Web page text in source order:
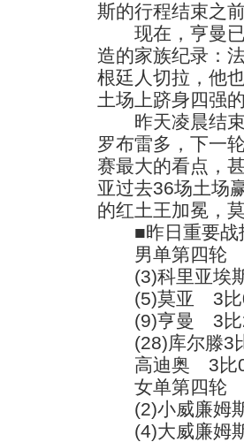
斯的行程结束之
现在，亨曼已
造的家族纪录：
根廷人切拉，他
土场上跻身四强的
昨天凌晨结束
罗布雷多，下一
赛最大的看点，
亚过去36场土场
的红土王加冕，
■昨日重要战
男单第四轮
(3)科里亚埃斯
(5)莫亚 3比0
(9)亨曼 3比
(28)库尔滕3
高迪奥 3比0
女单第四轮
(2)小威廉姆
(4)大威廉姆